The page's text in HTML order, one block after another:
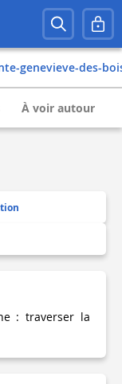
genevieve-des-
À voir autour
: traverser la